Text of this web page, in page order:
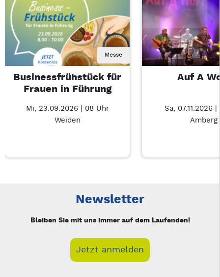
Messe
Businessfrühstück für
Frauen in Führung
Mi, 23.09.2026 | 08 Uhr
Weiden
Auf A
Sa, 07.11.2026
Amberg
Newsletter
Bleiben Sie mit uns immer auf dem Laufenden!
Jetzt anmelden